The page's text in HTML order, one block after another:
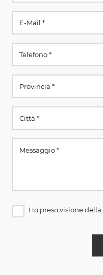
Ho preso visione della